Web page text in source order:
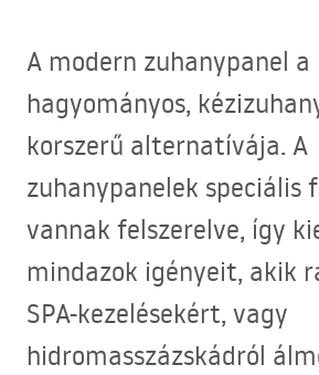
A modern zuhanypanel a
hagyományos,
korszerű alternatívája. A
zuhanypanelek speciális
vannak felszerelve, így
mindazok igényeit, akik
SPA-kezelésekért, vagy
hidromasszázskádról